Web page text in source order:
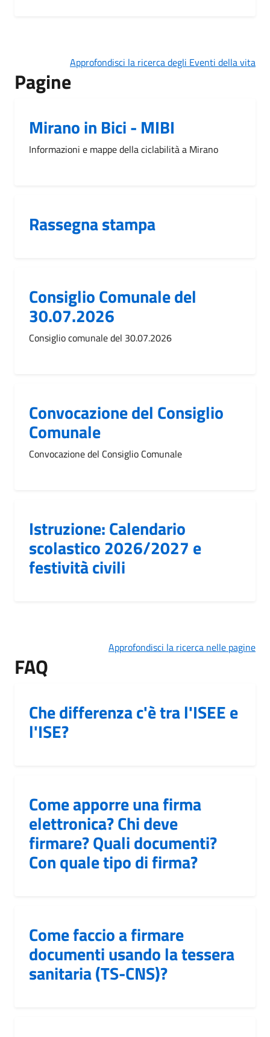
Approfondisci la ricerca degli Eventi della vita
Pagine
Mirano in Bici - MIBI
Informazioni e mappe della ciclabilità a Mirano
Rassegna stampa
Consiglio Comunale del
30.07.2026
Consiglio comunale del 30.07.2026
Convocazione del Consiglio
Comunale
Convocazione del Consiglio Comunale
Istruzione: Calendario
scolastico 2026/2027 e
festività civili
Approfondisci la ricerca nelle pagine
FAQ
Che differenza c'è tra l'ISEE e
l'ISE?
Come apporre una firma
elettronica? Chi deve
firmare? Quali documenti?
Con quale tipo di firma?
Come faccio a firmare
documenti usando la tessera
sanitaria (TS-CNS)?